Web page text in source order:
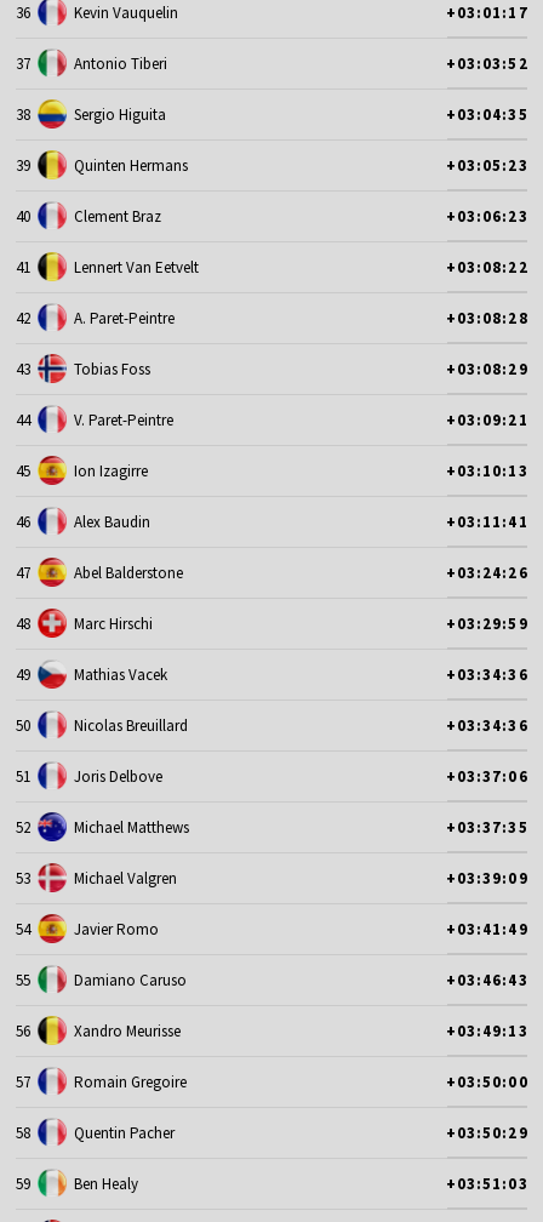
36 Kevin Vauquelin +03:01:17
37 Antonio Tiberi +03:03:52
38 Sergio Higuita +03:04:35
39 Quinten Hermans +03:05:23
40 Clement Braz +03:06:23
41 Lennert Van Eetvelt +03:08:22
42 A. Paret-Peintre +03:08:28
43 Tobias Foss +03:08:29
44 V. Paret-Peintre +03:09:21
45 Ion Izagirre +03:10:13
46 Alex Baudin +03:11:41
47 Abel Balderstone +03:24:26
48 Marc Hirschi +03:29:59
49 Mathias Vacek +03:34:36
50 Nicolas Breuillard +03:34:36
51 Joris Delbove +03:37:06
52 Michael Matthews +03:37:35
53 Michael Valgren +03:39:09
54 Javier Romo +03:41:49
55 Damiano Caruso +03:46:43
56 Xandro Meurisse +03:49:13
57 Romain Gregoire +03:50:00
58 Quentin Pacher +03:50:29
59 Ben Healy +03:51:03